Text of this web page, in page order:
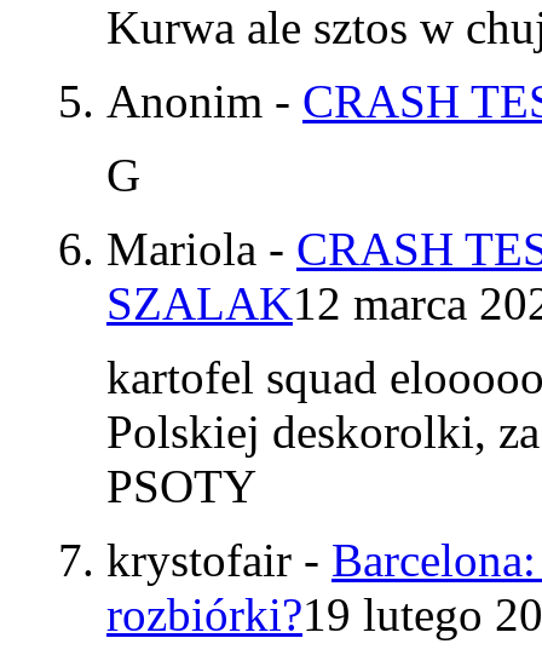
Kurwa ale sztos w
Anonim - CRASH
G
Mariola - CRASH
SZALAK12 marca
kartofel squad
Polskiej deskorolki,
PSOTY
krystofair -
rozbiórki?19 lutego